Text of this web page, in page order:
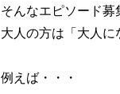
そんなエピソード募
大人の方は「大人に
例えば・・・